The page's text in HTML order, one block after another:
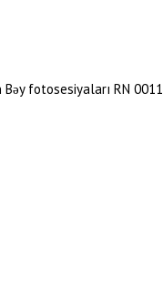
Bəy fotosesiyaları RN 0011